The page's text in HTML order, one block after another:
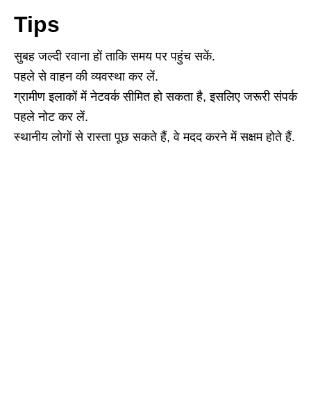
Tips
सुबह जल्दी रवाना हों ताकि समय पर पहुंच सकें.
पहले से वाहन की व्यवस्था कर लें.
ग्रामीण इलाकों में नेटवर्क सीमित हो सकता है, इसलिए जरूरी संपर्क
पहले नोट कर लें.
स्थानीय लोगों से रास्ता पूछ सकते हैं, वे मदद करने में सक्षम होते हैं.